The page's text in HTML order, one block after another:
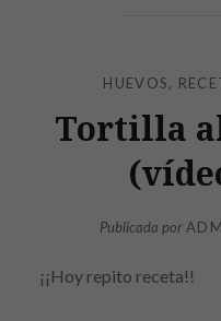
HUEVOS,
Tortilla
Publicada por
¡¡Hoy repito receta!!